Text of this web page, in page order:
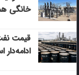
خانگی
ادامه‌دار